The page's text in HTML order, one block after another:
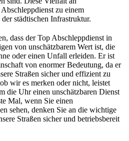
zu einem
städtischen Infrastruktur.
dass der Top Abschleppdienst in
von unschätzbarem Wert ist, die
oder einen Unfall erleiden. Er ist
von enormer Bedeutung, da er
Straßen sicher und effizient zu
wir es merken oder nicht, leistet
die Uhr einen unschätzbaren Dienst
Mal, wenn Sie einen
sehen, denken Sie an die wichtige
Straßen sicher und betriebsbereit